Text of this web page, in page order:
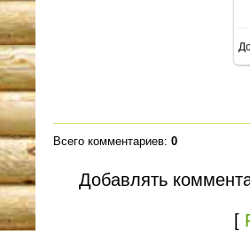
Всего комментариев: 0
Добавлять
[